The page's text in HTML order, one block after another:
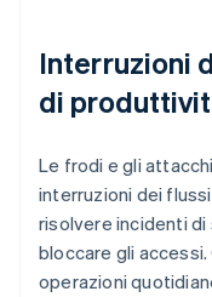
Interruzioni
di
Le frodi e gli
interruzioni dei
risolvere incidenti
bloccare gli
operazioni